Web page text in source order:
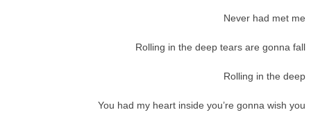
Never had met me
Rolling in the deep tears are gonna fall
Rolling in the deep
You had my heart inside you’re gonna wish you